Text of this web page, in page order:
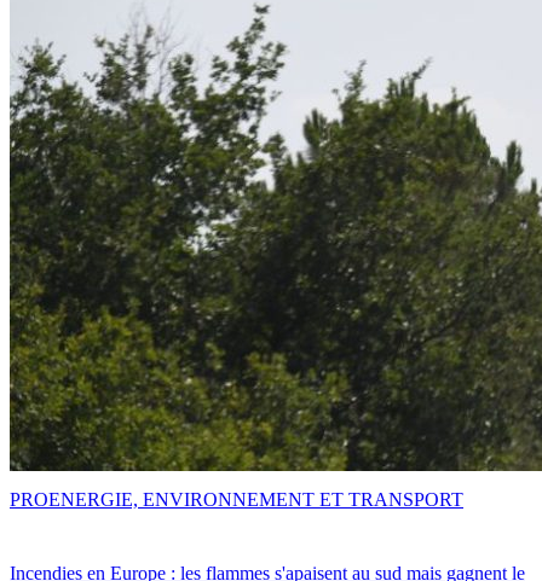
Incendies en Europe : les flammes s'apaisent au sud mais gagnent le
PROENERGIE, ENVIRONNEMENT ET TRANSPORT